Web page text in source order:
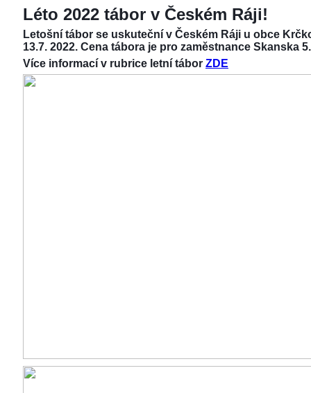
Léto 2022 tábor v Českém Ráji!
Letošní tábor se uskuteční v Českém Ráji u obce
13.7. 2022. Cena tábora je pro zaměstnance Skanska
Více informací v rubrice letní tábor ZDE